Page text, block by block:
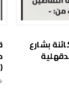
فضاء بمساحة ٨٩٨٨ م٢ كائنة بشارع